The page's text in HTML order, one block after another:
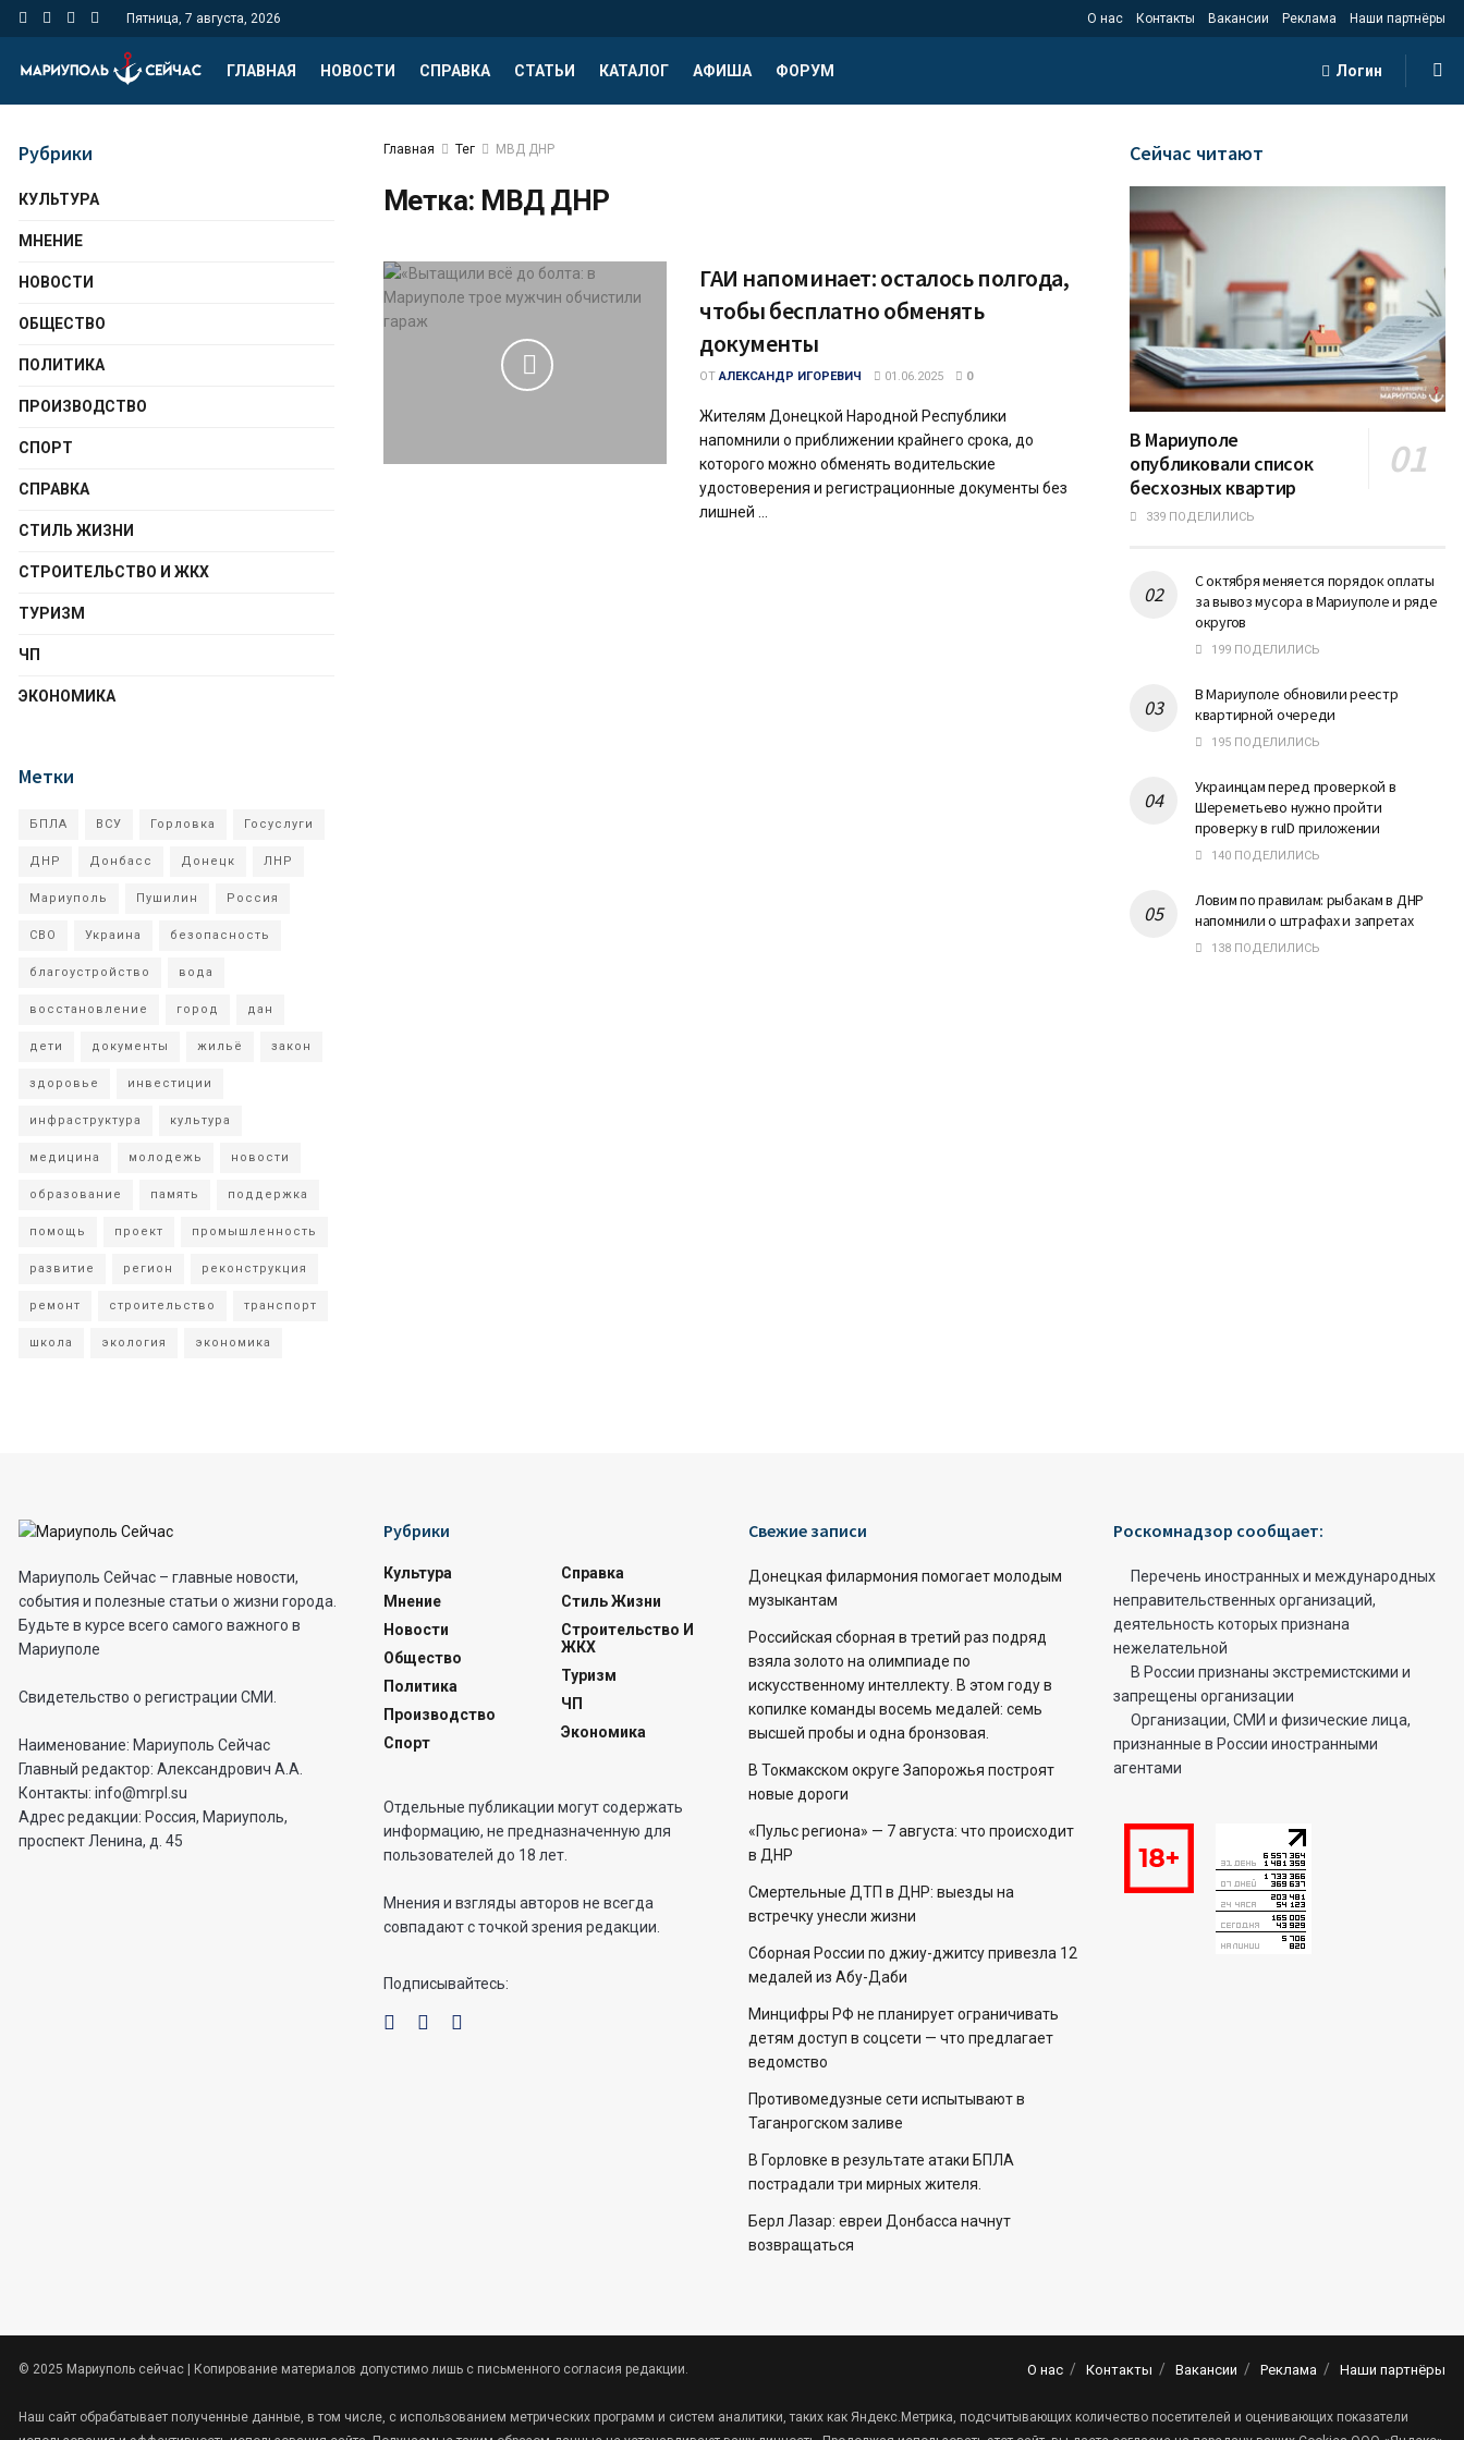
Пятница, 7 августа, 2026 О нас Контакты Вакансии Реклама Наши партнёры
ГЛАВНАЯ НОВОСТИ СПРАВКА СТАТЬИ КАТАЛОГ АФИША ФОРУМ Логин
Главная Тег МВД ДНР
Метка: МВД ДНР
ГАИ напоминает: осталось полгода,
чтобы бесплатно обменять
документы
ОТ АЛЕКСАНДР ИГОРЕВИЧ 01.06.2025 0
Жителям Донецкой Народной Республики
напомнили о приближении крайнего срока, до
которого можно обменять водительские
удостоверения и регистрационные документы без
лишней ...
Рубрики
КУЛЬТУРА
МНЕНИЕ
НОВОСТИ
ОБЩЕСТВО
ПОЛИТИКА
ПРОИЗВОДСТВО
СПОРТ
СПРАВКА
СТИЛЬ ЖИЗНИ
СТРОИТЕЛЬСТВО И ЖКХ
ТУРИЗМ
ЧП
ЭКОНОМИКА
Метки
БПЛА ВСУ Горловка Госуслуги
ДНР Донбасс Донецк ЛНР
Мариуполь Пушилин Россия
СВО Украина безопасность
благоустройство вода
восстановление город дан
дети документы жильё закон
здоровье инвестиции
инфраструктура культура
медицина молодежь новости
образование память поддержка
помощь проект промышленность
развитие регион реконструкция
ремонт строительство транспорт
школа экология экономика
Сейчас читают
В Мариуполе
опубликовали список
бесхозных квартир
339 ПОДЕЛИЛИСЬ
С октября меняется порядок оплаты
за вывоз мусора в Мариуполе и ряде
округов
199 ПОДЕЛИЛИСЬ
В Мариуполе обновили реестр
квартирной очереди
195 ПОДЕЛИЛИСЬ
Украинцам перед проверкой в
Шереметьево нужно пройти
проверку в ruID приложении
140 ПОДЕЛИЛИСЬ
Ловим по правилам: рыбакам в ДНР
напомнили о штрафах и запретах
138 ПОДЕЛИЛИСЬ
Мариуполь Сейчас – главные новости,
события и полезные статьи о жизни города.
Будьте в курсе всего самого важного в
Мариуполе
Свидетельство о регистрации СМИ.
Наименование: Мариуполь Сейчас
Главный редактор: Александрович А.А.
Контакты: info@mrpl.su
Адрес редакции: Россия, Мариуполь,
проспект Ленина, д. 45
Рубрики
Культура
Мнение
Новости
Общество
Политика
Производство
Спорт
Справка
Стиль Жизни
Строительство И
ЖКХ
Туризм
ЧП
Экономика
Отдельные публикации могут содержать
информацию, не предназначенную для
пользователей до 18 лет.
Мнения и взгляды авторов не всегда
совпадают с точкой зрения редакции.
Подписывайтесь:
Свежие записи
Донецкая филармония помогает молодым
музыкантам
Российская сборная в третий раз подряд
взяла золото на олимпиаде по
искусственному интеллекту. В этом году в
копилке команды восемь медалей: семь
высшей пробы и одна бронзовая.
В Токмакском округе Запорожья построят
новые дороги
«Пульс региона» — 7 августа: что происходит
в ДНР
Смертельные ДТП в ДНР: выезды на
встречку унесли жизни
Сборная России по джиу-джитсу привезла 12
медалей из Абу-Даби
Минцифры РФ не планирует ограничивать
детям доступ в соцсети — что предлагает
ведомство
Противомедузные сети испытывают в
Таганрогском заливе
В Горловке в результате атаки БПЛА
пострадали три мирных жителя.
Берл Лазар: евреи Донбасса начнут
возвращаться
Роскомнадзор сообщает:
Перечень иностранных и международных
неправительственных организаций,
деятельность которых признана
нежелательной
В России признаны экстремистскими и
запрещены организации
Организации, СМИ и физические лица,
признанные в России иностранными
агентами
О нас Контакты Вакансии Реклама Наши партнёры
© 2025 Мариуполь сейчас | Копирование материалов допустимо лишь с письменного согласия редакции.
Наш сайт обрабатывает полученные данные, в том числе, с использованием метрических программ и систем аналитики, таких как Яндекс.Метрика, подсчитывающих количество посетителей и оценивающих показатели